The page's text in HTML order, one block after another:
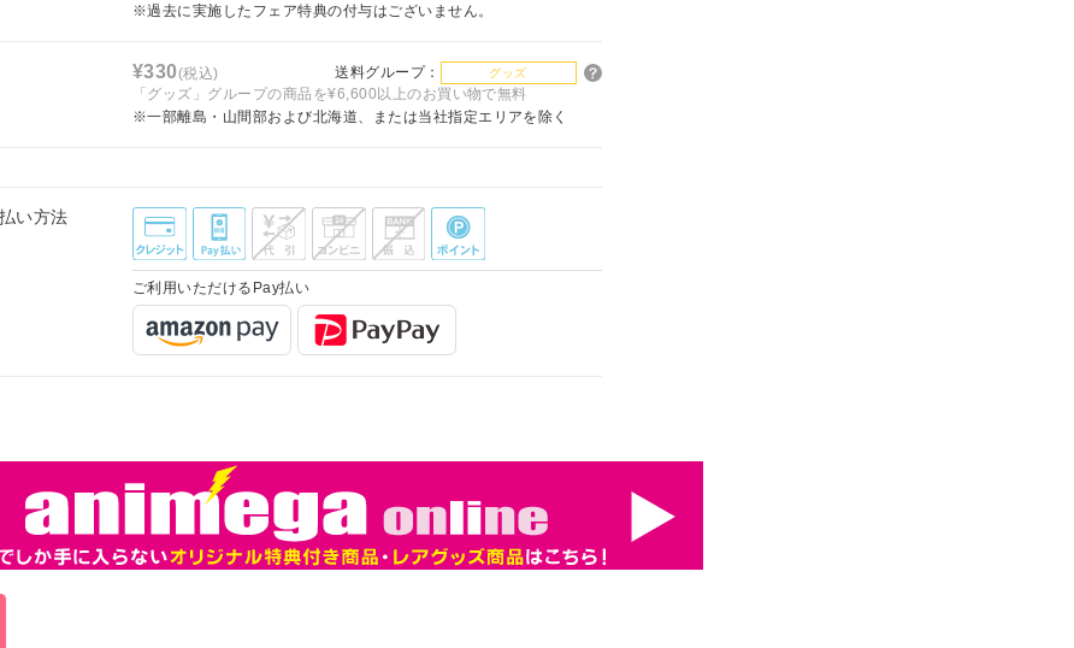
※過去に実施したフェア特典の付与はございません。
¥330(税込) 送料グループ： グッズ
「グッズ」グループの商品を¥6,600以上のお買い物で無料
※一部離島・山間部および北海道、または当社指定エリアを除く
い方法
ご利用いただけるPay払い